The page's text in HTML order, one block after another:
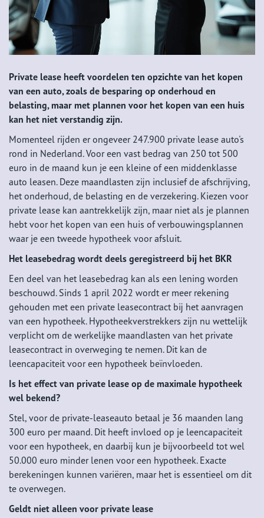
Private lease heeft voordelen ten opzichte van het kopen
van een auto, zoals de besparing op onderhoud en
belasting, maar met plannen voor het kopen van een huis
kan het niet verstandig zijn.
Momenteel rijden er ongeveer 247.900 private lease auto's
rond in Nederland. Voor een vast bedrag van 250 tot 500
euro in de maand kun je een kleine of een middenklasse
auto leasen. Deze maandlasten zijn inclusief de afschrijving,
het onderhoud, de belasting en de verzekering. Kiezen voor
private lease kan aantrekkelijk zijn, maar niet als je plannen
hebt voor het kopen van een huis of verbouwingsplannen
waar je een tweede hypotheek voor afsluit.
Het leasebedrag wordt deels geregistreerd bij het BKR
Een deel van het leasebedrag kan als een lening worden
beschouwd. Sinds 1 april 2022 wordt er meer rekening
gehouden met een private leasecontract bij het aanvragen
van een hypotheek. Hypotheekverstrekkers zijn nu wettelijk
verplicht om de werkelijke maandlasten van het private
leasecontract in overweging te nemen. Dit kan de
leencapaciteit voor een hypotheek beïnvloeden.
Is het effect van private lease op de maximale hypotheek
wel bekend?
Stel, voor de private-leaseauto betaal je 36 maanden lang
300 euro per maand. Dit heeft invloed op je leencapaciteit
voor een hypotheek, en daarbij kun je bijvoorbeeld tot wel
50.000 euro minder lenen voor een hypotheek. Exacte
berekeningen kunnen variëren, maar het is essentieel om dit
te overwegen.
Geldt niet alleen voor private lease